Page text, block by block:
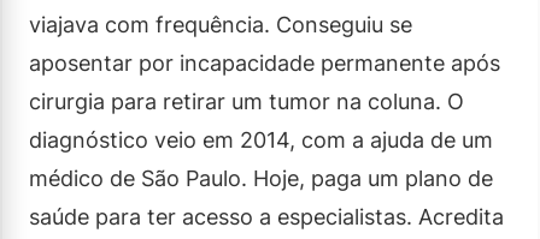
viajava com frequência. Conseguiu se
aposentar por incapacidade permanente após
cirurgia para retirar um tumor na coluna. O
diagnóstico veio em 2014, com a ajuda de um
médico de São Paulo. Hoje, paga um plano de
saúde para ter acesso a especialistas. Acredita